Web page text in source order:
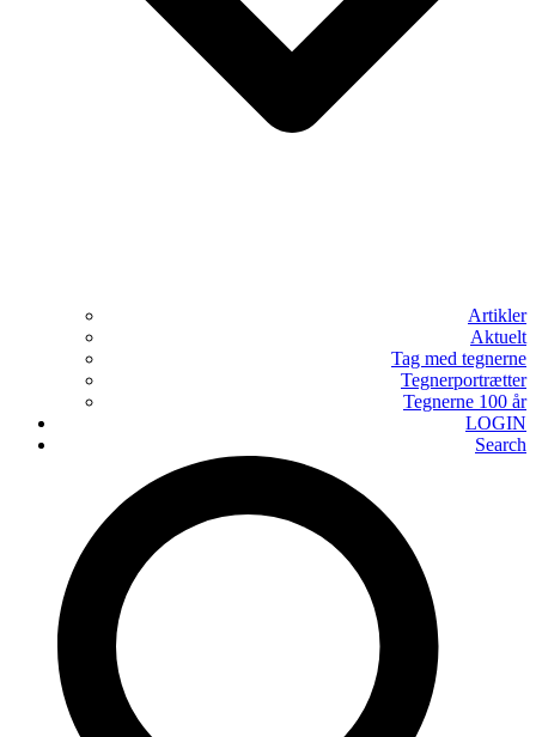
Artikler
Aktuelt
Tag med tegnerne
Tegnerportrætter
Tegnerne 100 år
LOGIN
Search